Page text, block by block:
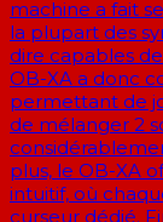
machine a fait
la plupart des
dire capables
OB-XA a donc
permettant de
de mélanger 2
plus, le OB-XA
intuitif, où
curseur dédié.